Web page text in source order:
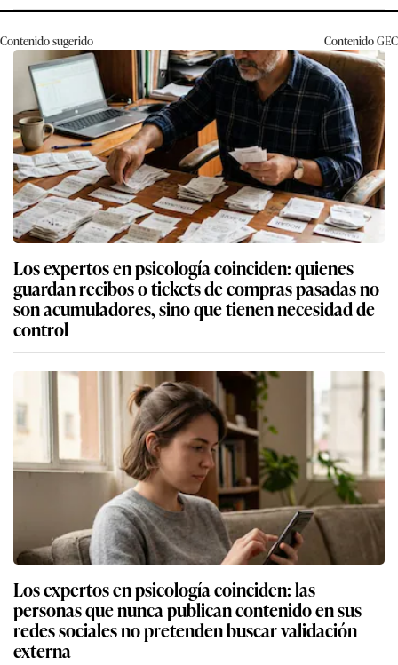
Contenido sugerido ContenidoGEC
Los expertos en psicología coinciden: quienes
guardan recibos o tickets de compras pasadas no
son acumuladores, sino que tienen necesidad de
control
Los expertos en psicología coinciden: las
personas que nunca publican contenido en sus
redes sociales no pretenden buscar validación
externa